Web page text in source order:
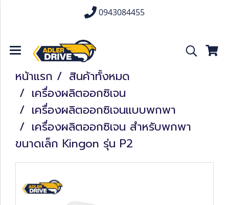
0943084455
หน้าแรก
สินค้าทั้งหมด
เครื่องผลิตออกซิเจน
เครื่องผลิตออกซิเจนแบบพกพา
เครื่องผลิตออกซิเจน สำหรับพกพา
ขนาดเล็ก Kingon รุ่น P2